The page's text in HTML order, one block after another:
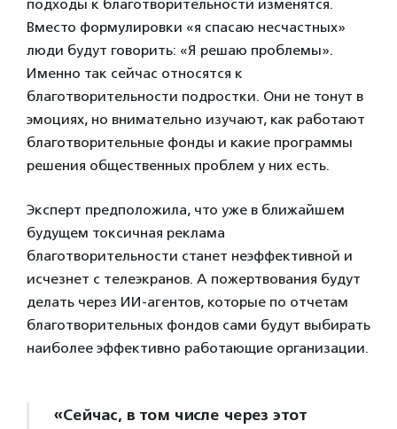
подходы к благотворительности изменятся.
Вместо формулировки «я спасаю несчастных»
люди будут говорить: «Я решаю проблемы».
Именно так сейчас относятся к
благотворительности подростки. Они не тонут в
эмоциях, но внимательно изучают, как работают
благотворительные фонды и какие программы
решения общественных проблем у них есть.
Эксперт предположила, что уже в ближайшем
будущем токсичная реклама
благотворительности станет неэффективной и
исчезнет с телеэкранов. А пожертвования будут
делать через ИИ-агентов, которые по отчетам
благотворительных фондов сами будут выбирать
наиболее эффективно работающие организации.
«Сейчас, в том числе через этот